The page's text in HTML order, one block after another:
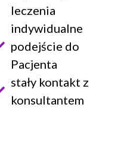
leczenia
indywidualne
podejście do
Pacjenta
stały kontakt z
konsultantem